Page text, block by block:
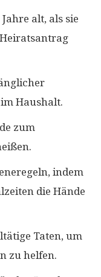
alt, als sie
Haushalt.
zum
indem
die Hände
Taten, um
zu helfen.